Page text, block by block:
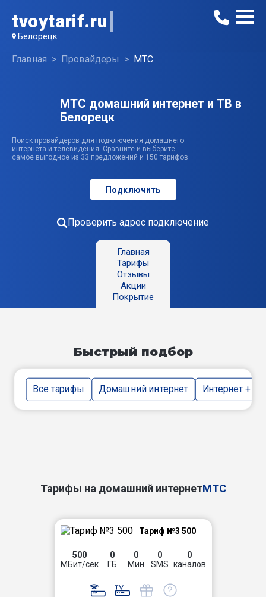
tvoytarif.ru
Белорецк
Главная Провайдеры МТС
МТС домашний интернет и ТВ в
Белорецк
Поиск провайдеров для подключения домашнего
интернета и телевидения. Сравните и выберите
самое выгодное из 33 предложений и 150 тарифов
Подключить
Проверить адрес подключение
Главная
Тарифы
Отзывы
Акции
Покрытие
Быстрый подбор
Все тарифы Домашний интернет Интернет + тв
Тарифы на домашний интернетМТС
Тариф №3 500
500
МБит/сек
0
ГБ
0
Мин
0
SMS
0
каналов